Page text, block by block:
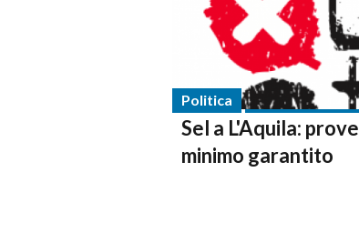
Politica
Sel a L'Aquila:
minimo garantito